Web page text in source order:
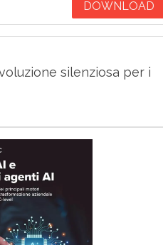
DOWNLOAD
silenziosa per i